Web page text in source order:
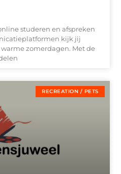
studeren en afspreken
kijk jij
zomerdagen. Met de
RECREATION / PETS